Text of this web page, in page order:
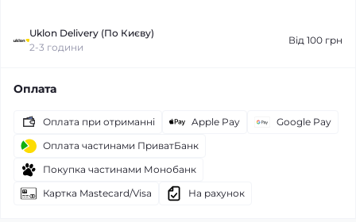
Uklon Delivery (По Києву)
2-3 години
Від 100 грн
Оплата
Оплата при отриманні Apple Pay
Google Pay
Оплата частинами ПриватБанк
Покупка частинами Монобанк
Картка Mastecard/Visa
На рахунок